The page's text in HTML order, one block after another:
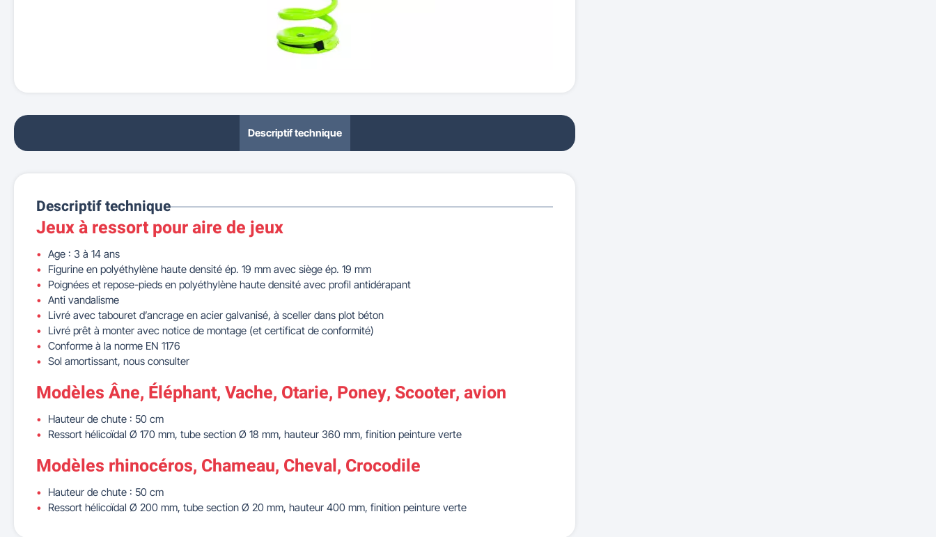
Descriptif technique
Descriptif technique
Jeux à ressort pour aire de jeux
Age : 3 à 14 ans
Figurine en polyéthylène haute densité ép. 19 mm avec siège ép. 19 mm
Poignées et repose-pieds en polyéthylène haute densité avec profil antidérapant
Anti vandalisme
Livré avec tabouret d’ancrage en acier galvanisé, à sceller dans plot béton
Livré prêt à monter avec notice de montage (et certificat de conformité)
Conforme à la norme EN 1176
Sol amortissant, nous consulter
Modèles Âne, Éléphant, Vache, Otarie, Poney, Scooter, avion
Hauteur de chute : 50 cm
Ressort hélicoïdal Ø 170 mm, tube section Ø 18 mm, hauteur 360 mm, finition peinture verte
Modèles rhinocéros, Chameau, Cheval, Crocodile
Hauteur de chute : 50 cm
Ressort hélicoïdal Ø 200 mm, tube section Ø 20 mm, hauteur 400 mm, finition peinture verte